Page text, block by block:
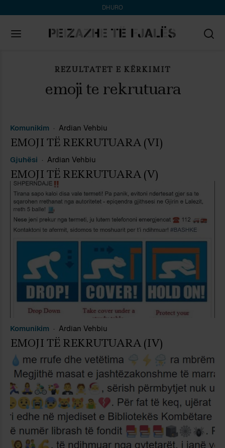
DHURO
REZULTATET E KËRKIMIT
emoji te rekrutuara
Komunikim Ardian Vehbiu
EMOJI TË REKRUTUARA (VI)
Gjuhësi Ardian Vehbiu
EMOJI TË REKRUTUARA (V)
Komunikim Ardian Vehbiu
EMOJI TË REKRUTUARA (IV)